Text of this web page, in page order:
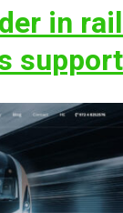
in rail
support